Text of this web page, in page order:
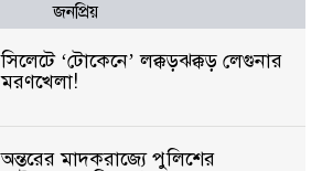
জনপ্রিয়
সিলেটে ‘টোকেনে’ লক্কড়ঝক্কড় লেগুনার
মরণখেলা!
অন্তরের মাদকরাজ্যে পুলিশের